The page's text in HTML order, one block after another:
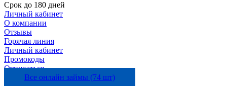
Срок до 180 дней
Личный кабинет
О компании
Отзывы
Горячая линия
Личный кабинет
Промокоды
Отписаться
Все онлайн займы (74 шт)